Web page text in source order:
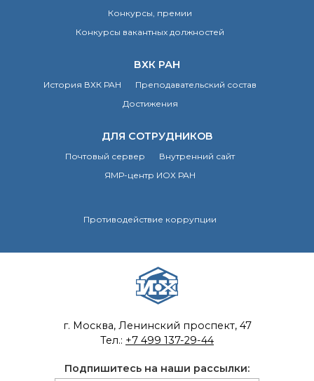
Почтовый сервер
Конкурсы, премии
Конкурсы вакантных должностей
ВХК РАН
История ВХК РАН
Преподавательский состав
Достижения
ДЛЯ СОТРУДНИКОВ
Почтовый сервер
Внутренний сайт
ЯМР-центр ИОХ РАН
Противодействие коррупции
г. Москва, Ленинский проспект, 47
Тел.: +7 499 137-29-44
Подпишитесь на наши рассылки: